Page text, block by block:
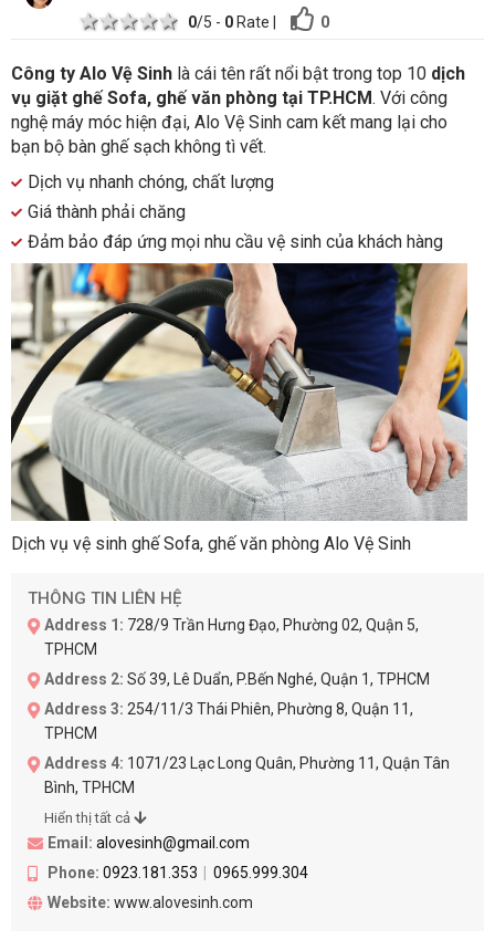
5 stars
4 stars
3 stars
2 stars
1 star 0/5 - 0Rate 0
Công ty Alo Vệ Sinh là cái tên rất nổi bật trong top 10 dịch
vụ giặt ghế Sofa, ghế văn phòng tại TP.HCM. Với công
nghệ máy móc hiện đại, Alo Vệ Sinh cam kết mang lại cho
bạn bộ bàn ghế sạch không tì vết.
Dịch vụ nhanh chóng, chất lượng
Giá thành phải chăng
Đảm bảo đáp ứng mọi nhu cầu vệ sinh của khách hàng
Dịch vụ vệ sinh ghế Sofa, ghế văn phòng Alo Vệ Sinh
THÔNG TIN LIÊN HỆ
Address 1: 728/9 Trần Hưng Đạo, Phường 02, Quận 5,
TPHCM
Address 2: Số 39, Lê Duẩn, P.Bến Nghé, Quận 1, TPHCM
Address 3: 254/11/3 Thái Phiên, Phường 8, Quận 11,
TPHCM
Address 4: 1071/23 Lạc Long Quân, Phường 11, Quận Tân
Bình, TPHCM
Hiển thị tất cả
Email: alovesinh@gmail.com
Phone: 0923.181.353
0965.999.304
Website: www.alovesinh.com